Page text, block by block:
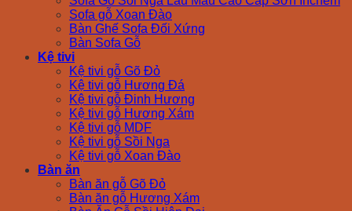
Sofa gỗ Xoan Đào
Bàn Ghế Sofa Đối Xứng
Bàn Sofa Gỗ
Kệ tivi
Kệ tivi gỗ Gõ Đỏ
Kệ tivi gỗ Hương Đá
Kệ tivi gỗ Đinh Hương
Kệ tivi gỗ Hương Xám
Kệ tivi gỗ MDF
Kệ tivi gỗ Sồi Nga
Kệ tivi gỗ Xoan Đào
Bàn ăn
Bàn ăn gỗ Gõ Đỏ
Bàn ăn gỗ Hương Xám